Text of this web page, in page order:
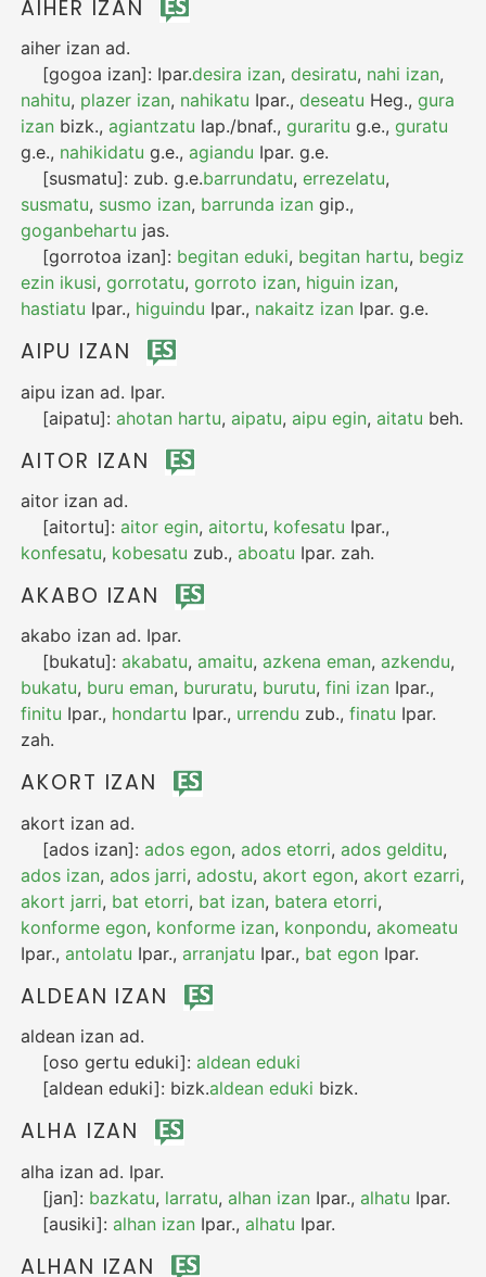
AIHER IZAN
aiher izan ad.
[gogoa izan]: Ipar.desira izan,desiratu, nahi izan,
nahitu, plazer izan, nahikatu Ipar.,deseatu Heg.,gura
izan bizk.,agiantzatu lap./bnaf.,guraritu g.e.,guratu
g.e., nahikidatu g.e.,agiandu Ipar. g.e.
[susmatu]: zub. g.e.barrundatu,errezelatu,
susmatu, susmo izan, barrunda izan gip.,
goganbehartu jas.
[gorrotoa izan]: begitan eduki, begitan hartu, begiz
ezin ikusi,gorrotatu,gorroto izan, higuin izan,
hastiatu Ipar., higuindu Ipar., nakaitz izan Ipar. g.e.
AIPU IZAN
aipu izan ad. Ipar.
[aipatu]:ahotan hartu,aipatu,aipu egin,aitatu beh.
AITOR IZAN
aitor izan ad.
[aitortu]:aitor egin,aitortu, kofesatu Ipar.,
konfesatu, kobesatu zub.,aboatu Ipar. zah.
AKABO IZAN
akabo izan ad. Ipar.
[bukatu]:akabatu,amaitu,azkena eman,azkendu,
bukatu, buru eman, bururatu, burutu,fini izan Ipar.,
finitu Ipar., hondartu Ipar., urrendu zub.,finatu Ipar.
zah.
AKORT IZAN
akort izan ad.
[ados izan]:ados egon,ados etorri,ados gelditu,
ados izan,ados jarri,adostu,akort egon,akort ezarri,
akort jarri, bat etorri, bat izan, batera etorri,
konforme egon, konforme izan, konpondu,akomeatu
Ipar.,antolatu Ipar.,arranjatu Ipar., bat egon Ipar.
ALDEAN IZAN
aldean izan ad.
[oso gertu eduki]:aldean eduki
[aldean eduki]: bizk.aldean eduki bizk.
ALHA IZAN
alha izan ad. Ipar.
[jan]: bazkatu, larratu,alhan izan Ipar.,alhatu Ipar.
[ausiki]:alhan izan Ipar.,alhatu Ipar.
ALHAN IZAN